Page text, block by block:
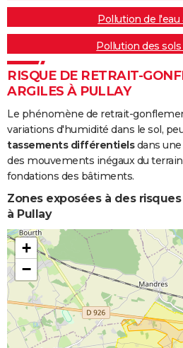
Pollution de l'eau
Pollution des sols
RISQUE DE RETRAIT-
ARGILES À PULLAY
Le phénomène de retrait-
variations d'humidité dans le sol,
tassements différentielsdans
des mouvements inégaux du
fondations des bâtiments.
Zones exposées à des
à Pullay
+
−